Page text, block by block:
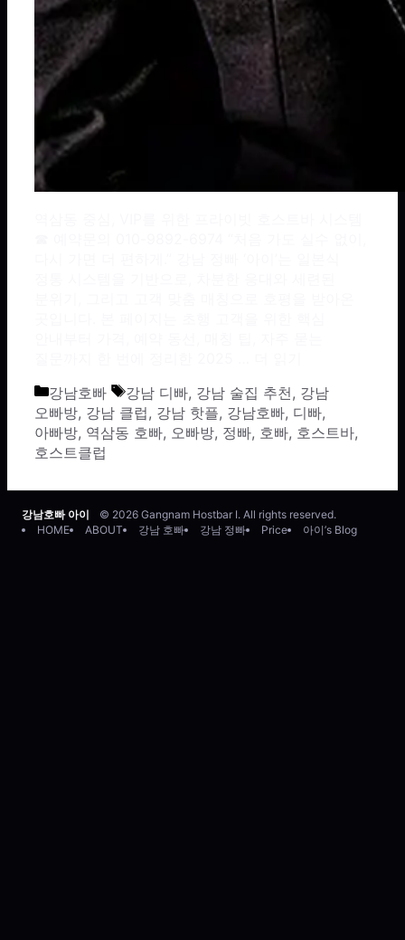
카테고리
강남호빠 태그
강남 디빠, 강남 술집 추천, 강남
오빠방, 강남 클럽, 강남 핫플, 강남호빠, 디빠,
아빠방, 역삼동 호빠, 오빠방, 정빠, 호빠, 호스트바,
호스트클럽
강남호빠 아이
© 2026 Gangnam Hostbar I. All rights reserved.
HOME
ABOUT 강남 호빠 강남 정빠 Price 아이’s Blog